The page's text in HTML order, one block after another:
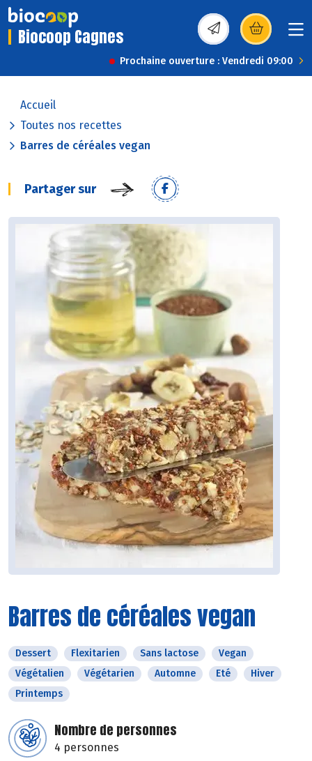
Biocoop Cagnes (s’ouvre dans une
Prochaine ouverture : Vendredi 09:00
Accueil
Toutes nos recettes
Barres de céréales vegan
Partager sur
Barres de céréales vegan
Dessert Flexitarien Sans lactose
Vegan
Végétalien
Végétarien Automne Eté
Hiver
Printemps
Nombre de personnes
4 personnes